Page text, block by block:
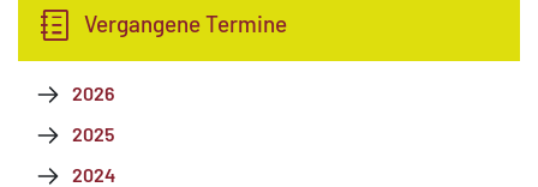
Vergangene Termine
2026
2025
2024